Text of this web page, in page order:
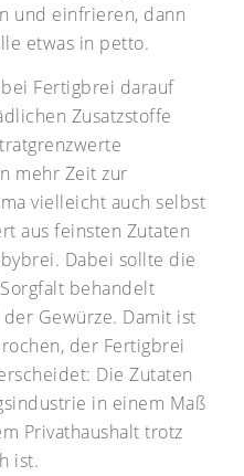
und einfrieren, dann
etwas in petto.
Fertigbrei darauf
Zusatzstoffe
mehr Zeit zur
vielleicht auch selbst
aus feinsten Zutaten
Dabei sollte die
behandelt
Gewürze. Damit ist
der Fertigbrei
Die Zutaten
in einem Maß
Privathaushalt trotz
ist.